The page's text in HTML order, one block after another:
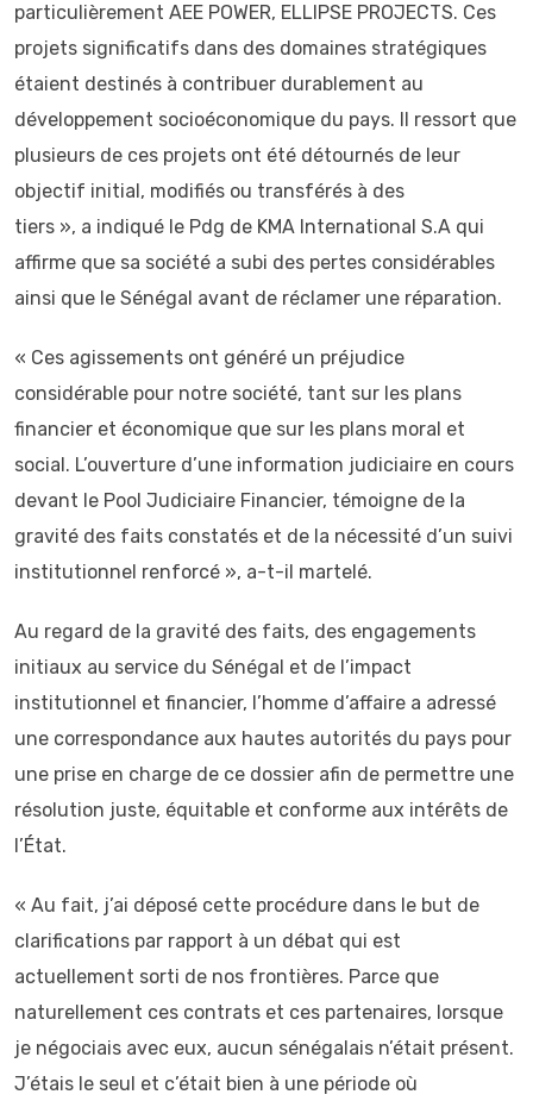
particulièrement AEE POWER, ELLIPSE PROJECTS. Ces
projets significatifs dans des domaines stratégiques
étaient destinés à contribuer durablement au
développement socioéconomique du pays. Il ressort que
plusieurs de ces projets ont été détournés de leur
objectif initial, modifiés ou transférés à des
tiers », a indiqué le Pdg de KMA International S.A qui
affirme que sa société a subi des pertes considérables
ainsi que le Sénégal avant de réclamer une réparation.
« Ces agissements ont généré un préjudice
considérable pour notre société, tant sur les plans
financier et économique que sur les plans moral et
social. L’ouverture d’une information judiciaire en cours
devant le Pool Judiciaire Financier, témoigne de la
gravité des faits constatés et de la nécessité d’un suivi
institutionnel renforcé », a-t-il martelé.
Au regard de la gravité des faits, des engagements
initiaux au service du Sénégal et de l’impact
institutionnel et financier, l’homme d’affaire a adressé
une correspondance aux hautes autorités du pays pour
une prise en charge de ce dossier afin de permettre une
résolution juste, équitable et conforme aux intérêts de
l’État.
« Au fait, j’ai déposé cette procédure dans le but de
clarifications par rapport à un débat qui est
actuellement sorti de nos frontières. Parce que
naturellement ces contrats et ces partenaires, lorsque
je négociais avec eux, aucun sénégalais n’était présent.
J’étais le seul et c’était bien à une période où